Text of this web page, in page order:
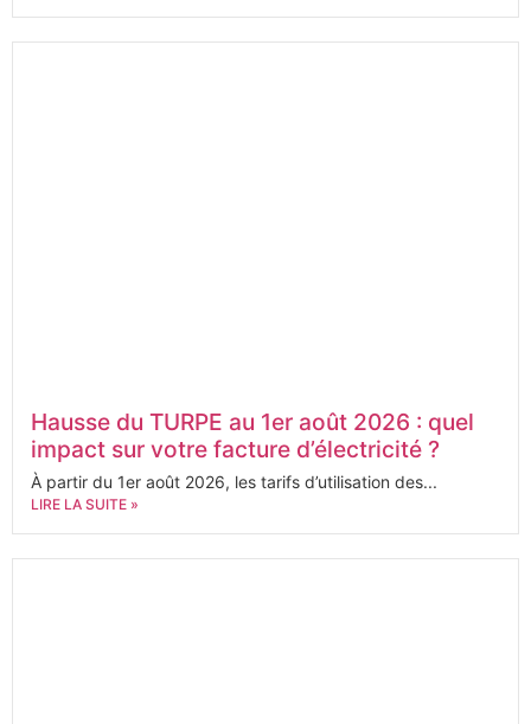
Hausse du TURPE au 1er août 2026 : quel
impact sur votre facture d’électricité ?
À partir du 1er août 2026, les tarifs d’utilisation des...
LIRE LA SUITE »